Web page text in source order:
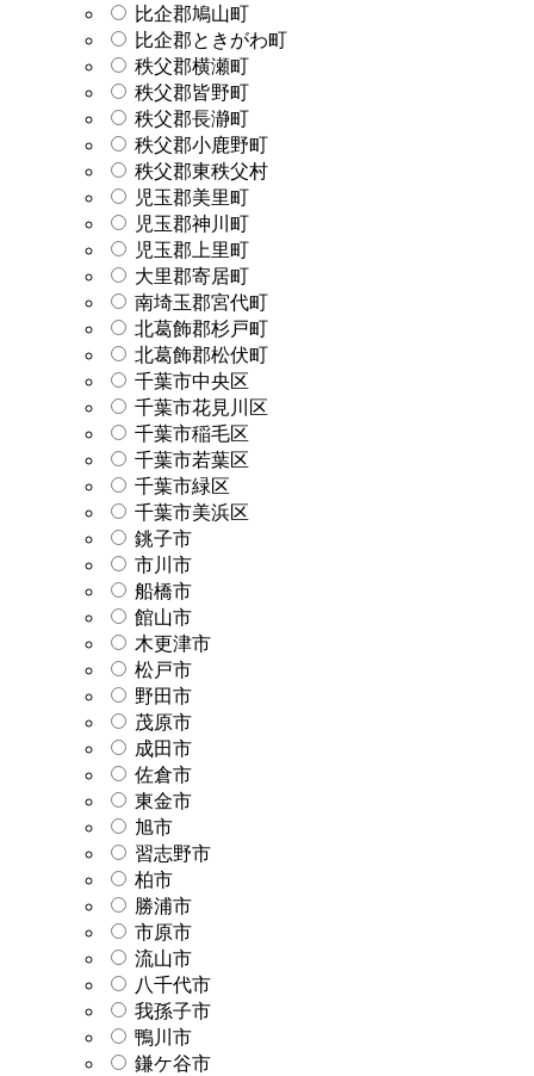
比企郡鳩山町
比企郡ときがわ町
秩父郡横瀬町
秩父郡皆野町
秩父郡長瀞町
秩父郡小鹿野町
秩父郡東秩父村
児玉郡美里町
児玉郡神川町
児玉郡上里町
大里郡寄居町
南埼玉郡宮代町
北葛飾郡杉戸町
北葛飾郡松伏町
千葉市中央区
千葉市花見川区
千葉市稲毛区
千葉市若葉区
千葉市緑区
千葉市美浜区
銚子市
市川市
船橋市
館山市
木更津市
松戸市
野田市
茂原市
成田市
佐倉市
東金市
旭市
習志野市
柏市
勝浦市
市原市
流山市
八千代市
我孫子市
鴨川市
鎌ケ谷市